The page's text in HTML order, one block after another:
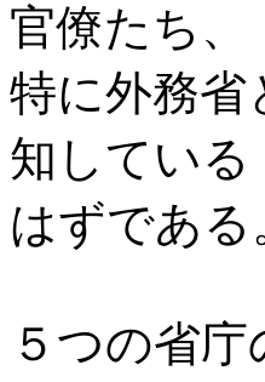
官僚たち、
特に外務省
知している
はずである
５つの省